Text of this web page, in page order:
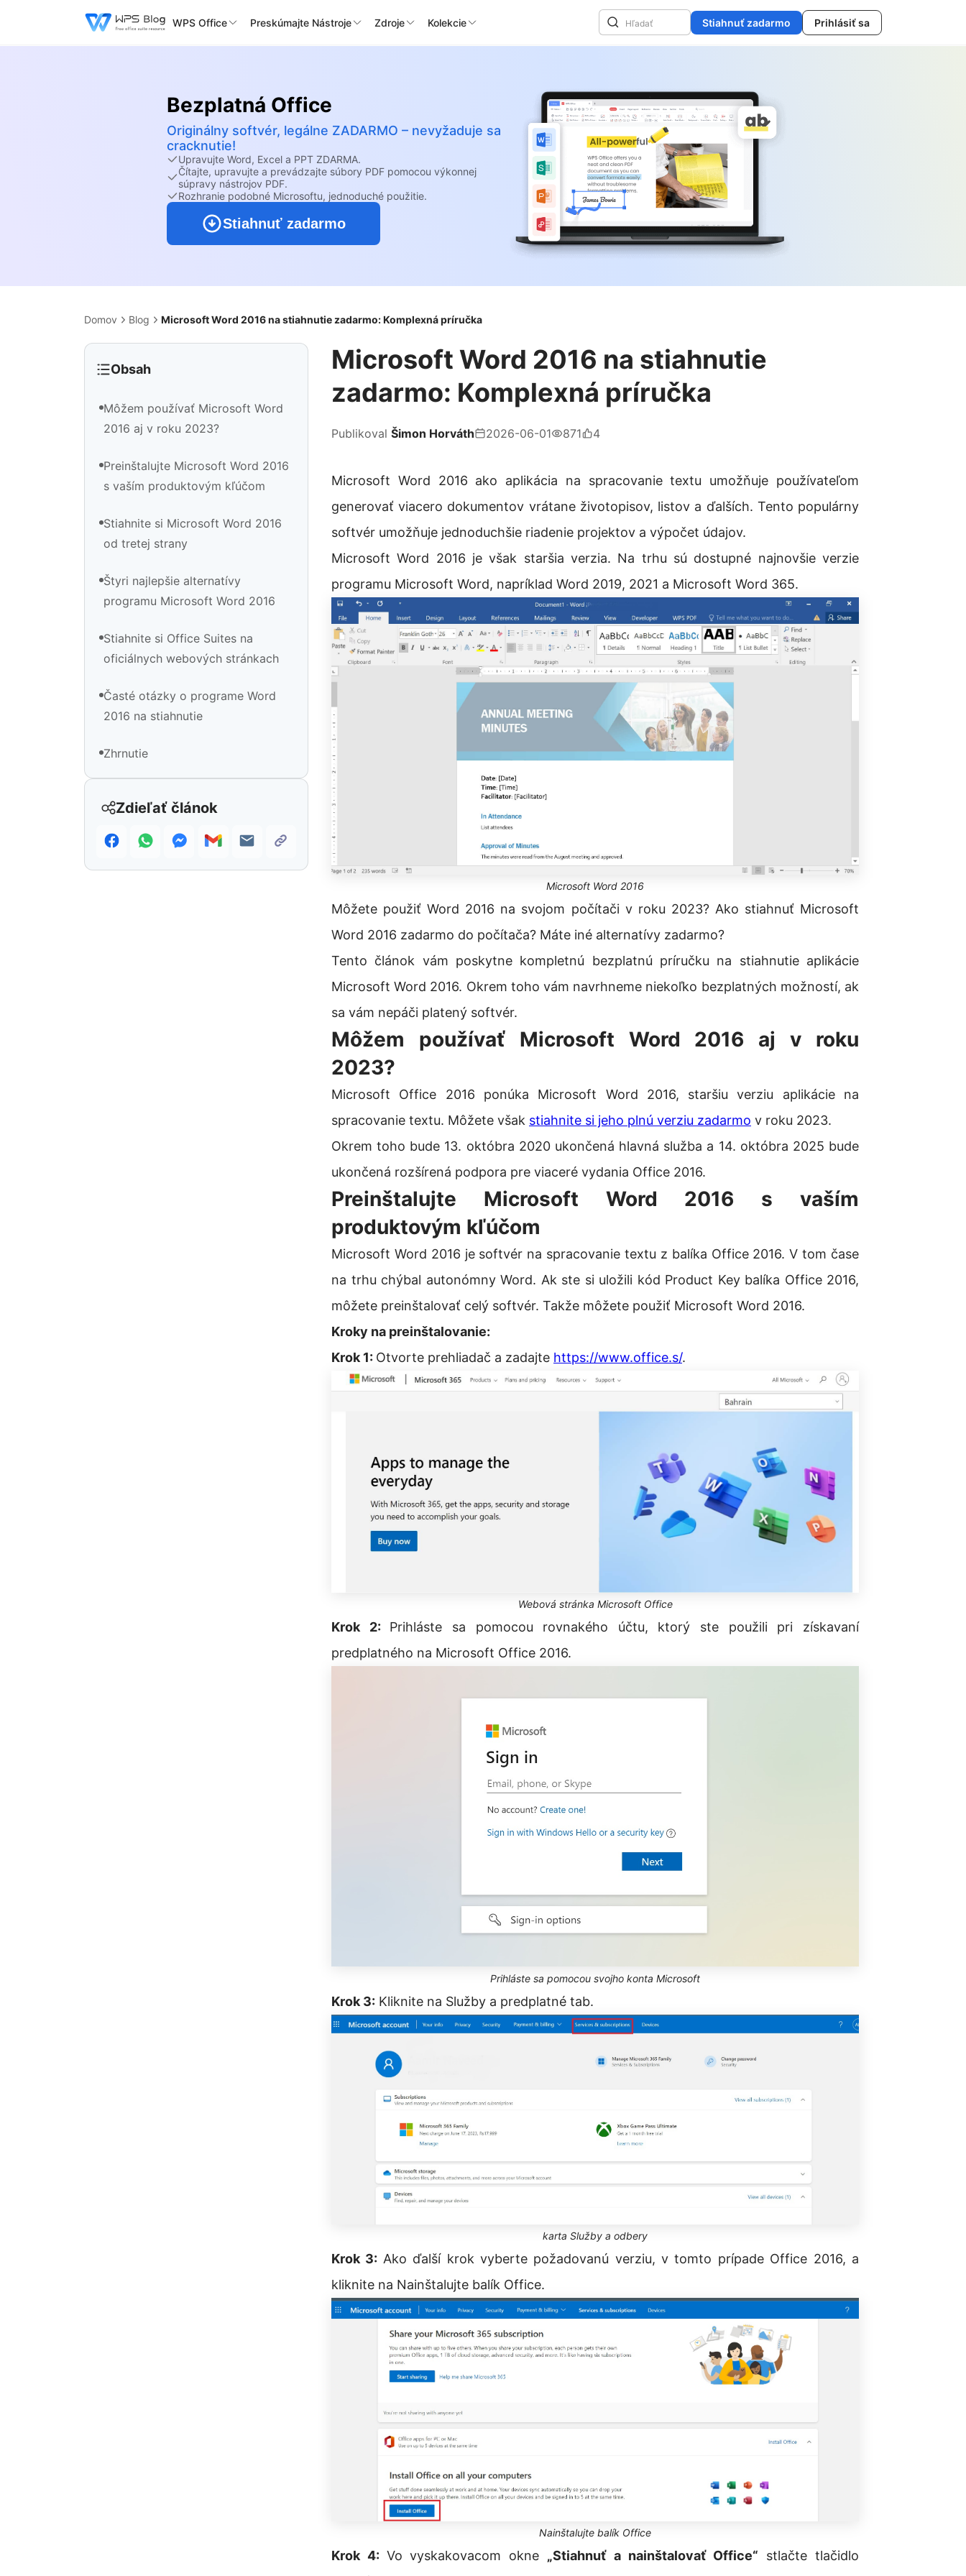
WPS Office Preskúmajte Nástroje Zdroje Kolekcie Stiahnuť zadarmo Prihlásiť sa
Bezplatná Office
Originálny softvér, legálne ZADARMO – nevyžaduje sa
cracknutie!
Upravujte Word, Excel a PPT ZDARMA.
Čítajte, upravujte a prevádzajte súbory PDF pomocou výkonnej
súpravy nástrojov PDF.
Rozhranie podobné Microsoftu, jednoduché použitie.
Stiahnuť zadarmo
Domov Blog Microsoft Word 2016 na stiahnutie zadarmo: Komplexná príručka
Obsah
Môžem používať Microsoft Word
2016 aj v roku 2023?
Preinštalujte Microsoft Word 2016
s vaším produktovým kľúčom
Stiahnite si Microsoft Word 2016
od tretej strany
Štyri najlepšie alternatívy
programu Microsoft Word 2016
Stiahnite si Office Suites na
oficiálnych webových stránkach
Časté otázky o programe Word
2016 na stiahnutie
Zhrnutie
Zdieľať článok
Microsoft Word 2016 na stiahnutie
zadarmo: Komplexná príručka
Publikoval Šimon Horváth 2026-06-01 871 4
Microsoft Word 2016 ako aplikácia na spracovanie textu umožňuje používateľom
generovať viacero dokumentov vrátane životopisov, listov a ďalších. Tento populárny
softvér umožňuje jednoduchšie riadenie projektov a výpočet údajov.
Microsoft Word 2016 je však staršia verzia. Na trhu sú dostupné najnovšie verzie
programu Microsoft Word, napríklad Word 2019, 2021 a Microsoft Word 365.
Microsoft Word 2016
Môžete použiť Word 2016 na svojom počítači v roku 2023? Ako stiahnuť Microsoft
Word 2016 zadarmo do počítača? Máte iné alternatívy zadarmo?
Tento článok vám poskytne kompletnú bezplatnú príručku na stiahnutie aplikácie
Microsoft Word 2016. Okrem toho vám navrhneme niekoľko bezplatných možností, ak
sa vám nepáči platený softvér.
Môžem používať Microsoft Word 2016 aj v roku
2023?
Microsoft Office 2016 ponúka Microsoft Word 2016, staršiu verziu aplikácie na
spracovanie textu. Môžete však stiahnite si jeho plnú verziu zadarmo v roku 2023.
Okrem toho bude 13. októbra 2020 ukončená hlavná služba a 14. októbra 2025 bude
ukončená rozšírená podpora pre viaceré vydania Office 2016.
Preinštalujte Microsoft Word 2016 s vaším
produktovým kľúčom
Microsoft Word 2016 je softvér na spracovanie textu z balíka Office 2016. V tom čase
na trhu chýbal autonómny Word. Ak ste si uložili kód Product Key balíka Office 2016,
môžete preinštalovať celý softvér. Takže môžete použiť Microsoft Word 2016.
Kroky na preinštalovanie:
Krok 1: Otvorte prehliadač a zadajte https://www.office.s/.
Webová stránka Microsoft Office
Krok 2: Prihláste sa pomocou rovnakého účtu, ktorý ste použili pri získavaní
predplatného na Microsoft Office 2016.
Prihláste sa pomocou svojho konta Microsoft
Krok 3: Kliknite na Služby a predplatné tab.
karta Služby a odbery
Krok 3: Ako ďalší krok vyberte požadovanú verziu, v tomto prípade Office 2016, a
kliknite na Nainštalujte balík Office.
Nainštalujte balík Office
Krok 4: Vo vyskakovacom okne „Stiahnuť a nainštalovať Office“ stlačte tlačidlo